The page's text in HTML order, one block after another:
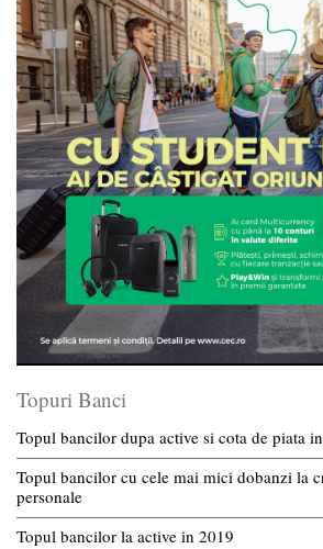
Topuri Banci
Topul bancilor dupa active si cota de piata
Topul bancilor cu cele mai mici dobanzi la
personale
Topul bancilor la active in 2019